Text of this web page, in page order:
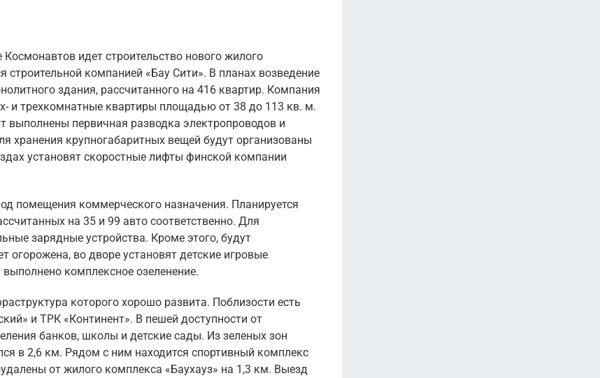
идет строительство нового жилого
строительной компанией «Бау Сити». В планах возведение
здания, рассчитанного на 416 квартир. Компания
и трехкомнатные квартиры площадью от 38 до 113 кв. м.
выполнены первичная разводка электропроводов и
хранения крупногабаритных вещей будут организованы
установят скоростные лифты финской компании
помещения коммерческого назначения. Планируется
на 35 и 99 авто соответственно. Для
зарядные устройства. Кроме этого, будут
огорожена, во дворе установят детские игровые
комплексное озеленение.
которого хорошо развита. Поблизости есть
и ТРК «Континент». В пешей доступности от
банков, школы и детские сады. Из зеленых зон
в 2,6 км. Рядом с ним находится спортивный комплекс
от жилого комплекса «Баухауз» на 1,3 км. Выезд